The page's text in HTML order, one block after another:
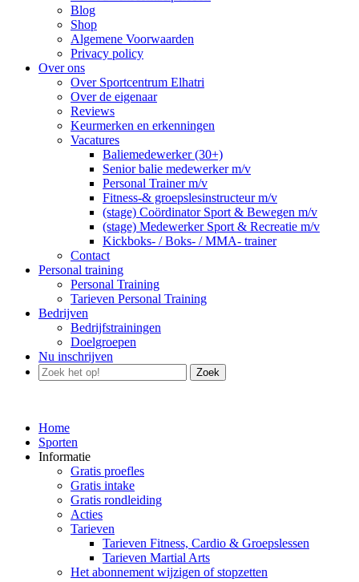
Blog
Shop
Algemene Voorwaarden
Privacy policy
Over ons
Over Sportcentrum Elhatri
Over de eigenaar
Reviews
Keurmerken en erkenningen
Vacatures
Baliemedewerker (30+)
Senior balie medewerker m/v
Personal Trainer m/v
Fitness-& groepslesinstructeur m/v
(stage) Coördinator Sport & Bewegen m/v
(stage) Medewerker Sport & Recreatie m/v
Kickboks- / Boks- / MMA- trainer
Contact
Personal training
Personal Training
Tarieven Personal Training
Bedrijven
Bedrijfstrainingen
Doelgroepen
Nu inschrijven
Zoek
Home
Sporten
Informatie
Gratis proefles
Gratis intake
Gratis rondleiding
Acties
Tarieven
Tarieven Fitness, Cardio & Groepslessen
Tarieven Martial Arts
Het abonnement wijzigen of stopzetten